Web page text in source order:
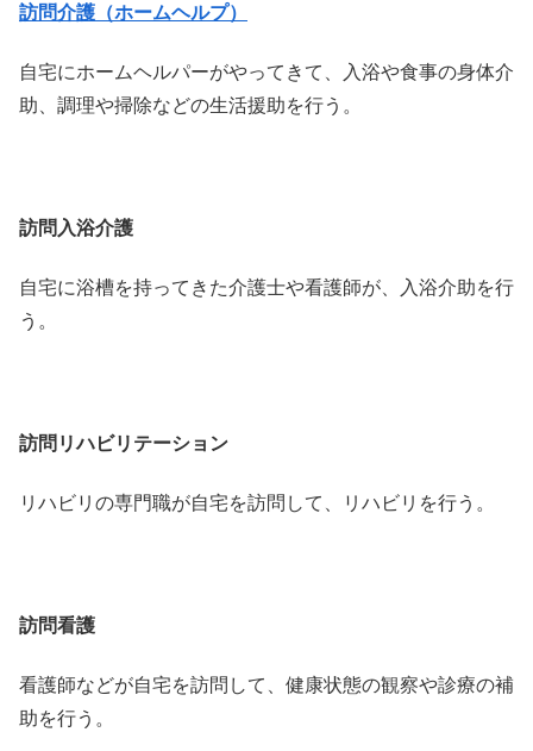
訪問介護（ホームヘルプ）
自宅にホームヘルパーがやってきて、入浴や食事の身体介
助、調理や掃除などの生活援助を行う。
訪問入浴介護
自宅に浴槽を持ってきた介護士や看護師が、入浴介助を行
う。
訪問リハビリテーション
リハビリの専門職が自宅を訪問して、リハビリを行う。
訪問看護
看護師などが自宅を訪問して、健康状態の観察や診療の補
助を行う。